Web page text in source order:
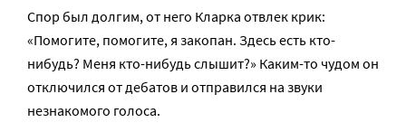
Спор был долгим, от него Кларка отвлек крик:
«Помогите, помогите, я закопан. Здесь есть кто-
нибудь? Меня кто-нибудь слышит?» Каким-то чудом он
отключился от дебатов и отправился на звуки
незнакомого голоса.